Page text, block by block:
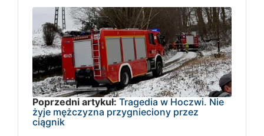
Poprzedni artykuł: Tragedia w Hoczwi. Nie
żyje mężczyzna przygnieciony przez
ciągnik